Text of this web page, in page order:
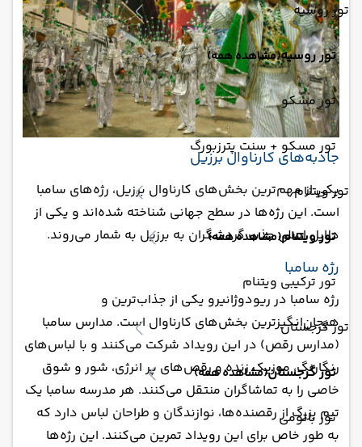
تور روسیه
تور روسیه(مشاهده همه)
تور مسکو
تور مسکو + سنت پترزبورگ
تور ویتنام
تور ویتنام(مشاهده همه)
تور ترکیبی ویتنام
تور گرجستان
تور گرجستان(مشاهده همه)
تور باتومی
جاذبه‌های کارناوال برزیل
یکی از مهم‌ترین بخش‌های کارناوال برزیل، رژه‌های سامبا
است. این رژه‌ها در سطح جهانی شناخته شده‌اند و یکی از
دلایل اصلی جذب گردشگران به برزیل به شمار می‌روند.
رژه سامبا
رژه سامبا در ریودوژانیرو یکی از جذاب‌ترین و
هیجان‌انگیزترین بخش‌های کارناوال است. مدارس سامبا
(مدارس رقص) در این رویداد شرکت می‌کنند و با لباس‌های
رنگارنگ، موزیک زنده و رقص‌های پر انرژی، شور و شوق
خاصی را به تماشاگران منتقل می‌کنند. هر مدرسه سامبا یک
تیم بزرگ از رقصنده‌ها، نوازندگان و طراحان لباس دارد که
به طور خاص برای این رویداد تمرین می‌کنند. این رژه‌ها